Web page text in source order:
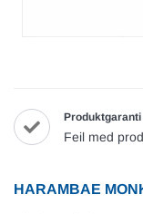
Produktgaranti
Feil med
HARAMBAE